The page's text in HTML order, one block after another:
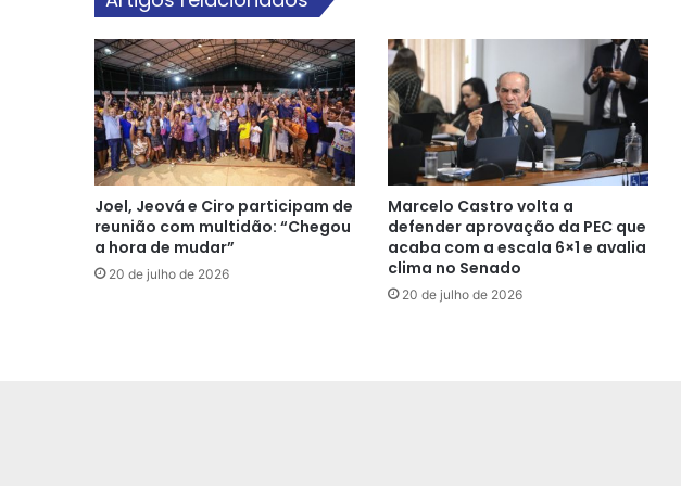
Joel, Jeová e Ciro participam de
reunião com multidão: “Chegou
a hora de mudar”
20 de julho de 2026
Marcelo Castro volta a
defender aprovação da PEC que
acaba com a escala 6×1 e avalia
clima no Senado
20 de julho de 2026